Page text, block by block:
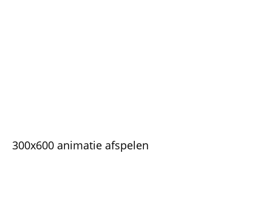
300x600 animatie afspelen